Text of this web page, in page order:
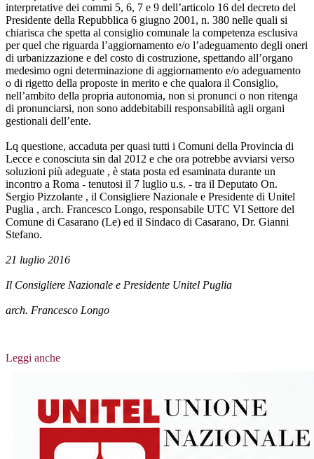
interpretative dei commi 5, 6, 7 e 9 dell’articolo 16 del decreto del
Presidente della Repubblica 6 giugno 2001, n. 380 nelle quali si
chiarisca che spetta al consiglio comunale la competenza esclusiva
per quel che riguarda l’aggiornamento e/o l’adeguamento degli oneri
di urbanizzazione e del costo di costruzione, spettando all’organo
medesimo ogni determinazione di aggiornamento e/o adeguamento
o di rigetto della proposte in merito e che qualora il Consiglio,
nell’ambito della propria autonomia, non si pronunci o non ritenga
di pronunciarsi, non sono addebitabili responsabilità agli organi
gestionali dell’ente.
Lq questione, accaduta per quasi tutti i Comuni della Provincia di
Lecce e conosciuta sin dal 2012 e che ora potrebbe avviarsi verso
soluzioni più adeguate , è stata posta ed esaminata durante un
incontro a Roma - tenutosi il 7 luglio u.s. - tra il Deputato On.
Sergio Pizzolante , il Consigliere Nazionale e Presidente di Unitel
Puglia , arch. Francesco Longo, responsabile UTC VI Settore del
Comune di Casarano (Le) ed il Sindaco di Casarano, Dr. Gianni
Stefano.
21 luglio 2016
Il Consigliere Nazionale e Presidente Unitel Puglia
arch. Francesco Longo
Leggi anche